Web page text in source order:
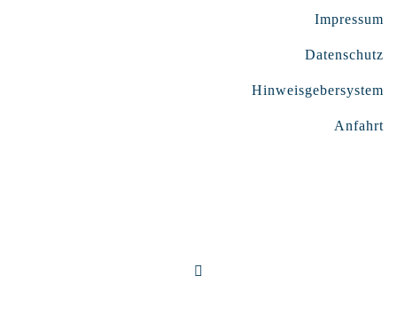
Impressum
Datenschutz
Hinweisgebersystem
Anfahrt